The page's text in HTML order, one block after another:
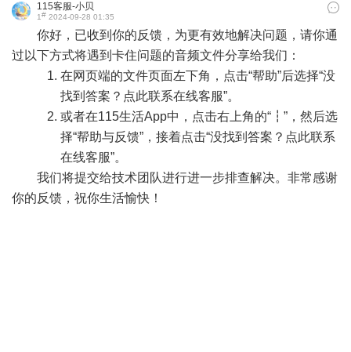
115客服-小贝
1# 2024-09-28 01:35
你好，已收到你的反馈，为更有效地解决问题，请你通
过以下方式将遇到卡住问题的音频文件分享给我们：
在网页端的文件页面左下角，点击“帮助”后选择“没
找到答案？点此联系在线客服”。
或者在115生活App中，点击右上角的“┇”，然后选
择“帮助与反馈”，接着点击“没找到答案？点此联系
在线客服”。
我们将提交给技术团队进行进一步排查解决。非常感谢
你的反馈，祝你生活愉快！